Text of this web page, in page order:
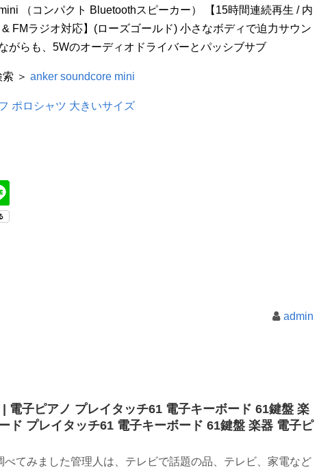
（コンパクト Bluetoothスピーカー） 【15時間連続再生 / 内
FMラジオ対応】(ローズゴールド) 小さなボディで迫力サウン
がらも、5Wのオーディオドライバーとパッシブサブ
＞ anker soundcore mini
ポロシャツ 大きいサイズ
admin
電子ピアノ プレイタッチ61 電子キーボード 61鍵盤 楽
ド プレイタッチ61 電子キーボード 61鍵盤 楽器 電子ピ
べてみました管理人は、テレビで話題の品、テレビ、家電など